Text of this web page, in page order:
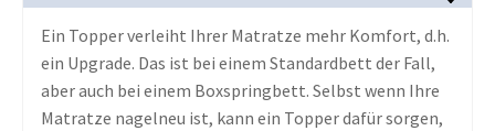
Ein Topper verleiht Ihrer Matratze mehr Komfort, d.h.
ein Upgrade. Das ist bei einem Standardbett der Fall,
aber auch bei einem Boxspringbett. Selbst wenn Ihre
Matratze nagelneu ist, kann ein Topper dafür sorgen,